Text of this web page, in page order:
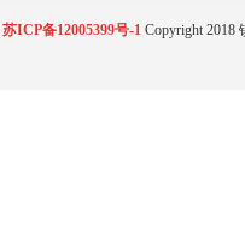
苏ICP备12005399号-1 Copyright 2018